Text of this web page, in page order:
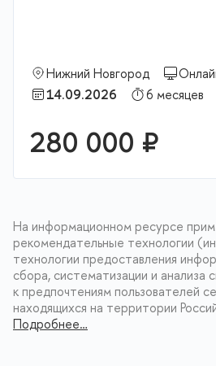
Нижний Новгород
14.09.2026
6 месяцев
280 000 ₽
На информационном ресурсе
рекомендательные технологии
технологии предоставления
сбора, систематизации и анализа
к предпочтениям пользователей
находящихся на территории
Подробнее…